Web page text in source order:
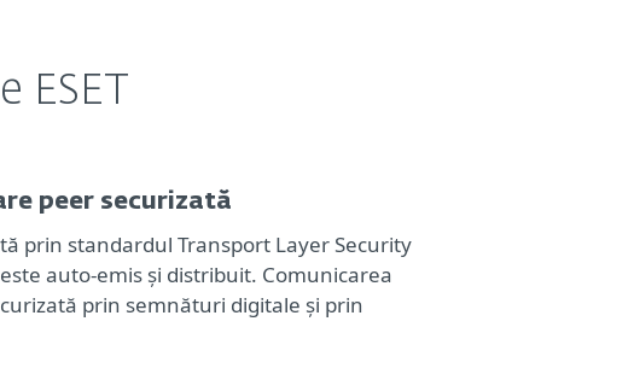
ESET
peer securizată
prin standardul Transport Layer Security
este auto-emis și distribuit. Comunicarea
prin semnături digitale și prin